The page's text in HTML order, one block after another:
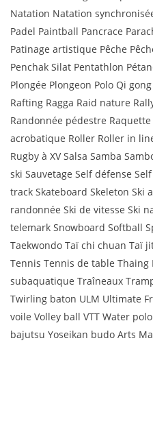
Natation Natation
Padel Paintball Pancrace
Patinage artistique Pêche
Penchak Silat Pentathlon
Plongée Plongeon Polo Qi
Rafting Ragga Raid nature
Randonnée pédestre
acrobatique Roller Roller in
Rugby à XV Salsa Samba
ski Sauvetage Self défense
track Skateboard Skeleton Ski
randonnée Ski de vitesse Ski
telemark Snowboard Softball
Taekwondo Taï chi chuan Taï
Tennis Tennis de table
subaquatique Traîneaux
Twirling baton ULM Ultimate
voile Volley ball VTT Water
bajutsu Yoseikan budo Arts